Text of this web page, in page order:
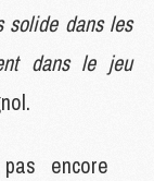
solide dans les
dans le jeu
encore